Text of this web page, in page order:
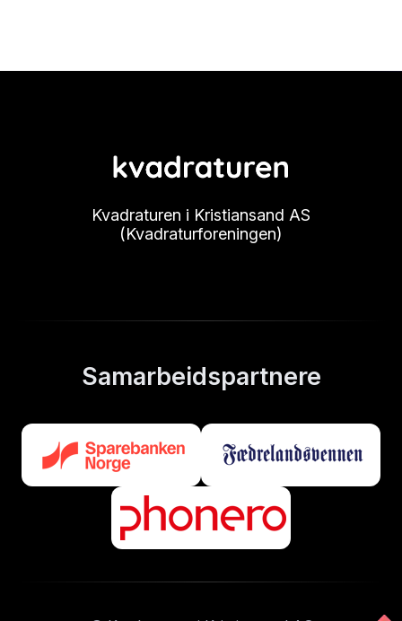
Kvadraturen i Kristiansand AS
(Kvadraturforeningen)
Samarbeidspartnere